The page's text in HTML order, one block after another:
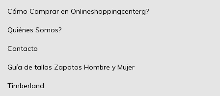
Cómo Comprar en Onlineshoppingcenterg?
Quiénes Somos?
Contacto
Guía de tallas Zapatos Hombre y Mujer
Timberland